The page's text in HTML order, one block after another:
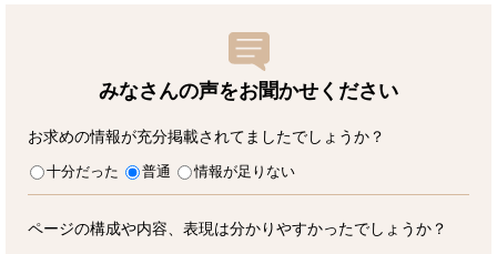
みなさんの声をお聞かせ ください
お求めの情報が充分掲載されてましたでしょうか？
十分だった 普通 情報が足りない
ページの構成や内容、表現は分かりやすかったでしょうか？